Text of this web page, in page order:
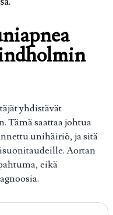
yhdistävät
Tämä saattaa johtua
unihäiriö, ja sitä
Aortan
eikä